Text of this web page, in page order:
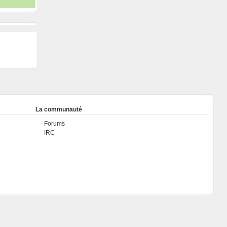
La communauté
Forums
IRC